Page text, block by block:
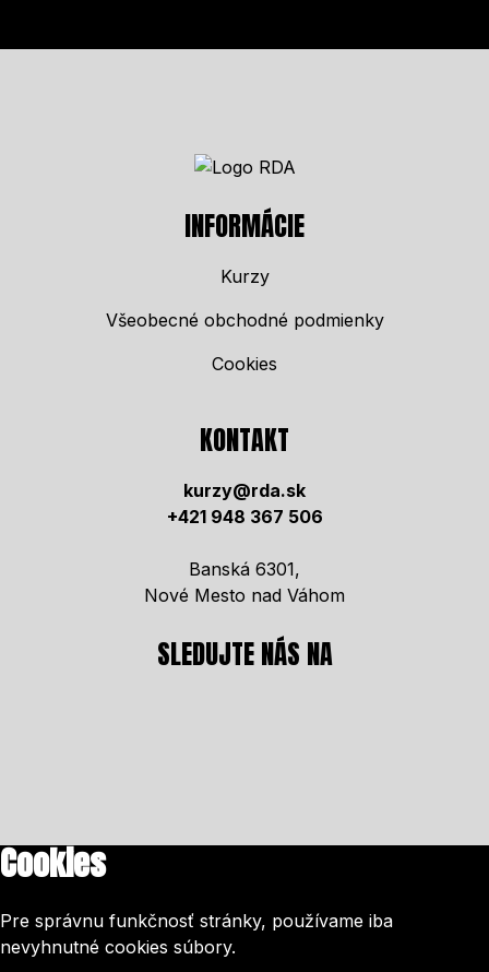
INFORMÁCIE
Kurzy
Všeobecné obchodné podmienky
Cookies
KONTAKT
kurzy@rda.sk
+421 948 367 506
Banská 6301,
Nové Mesto nad Váhom
SLEDUJTE NÁS NA
Cookies
Pre správnu funkčnosť stránky, používame iba
nevyhnutné cookies súbory.